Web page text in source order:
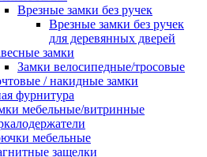
Врезные замки без ручек
Врезные замки без ручек
для деревянных дверей
замки
Замки велосипедные/тросовые
/ накидные замки
фурнитура
мебельные/витринные
мебельные
защелки